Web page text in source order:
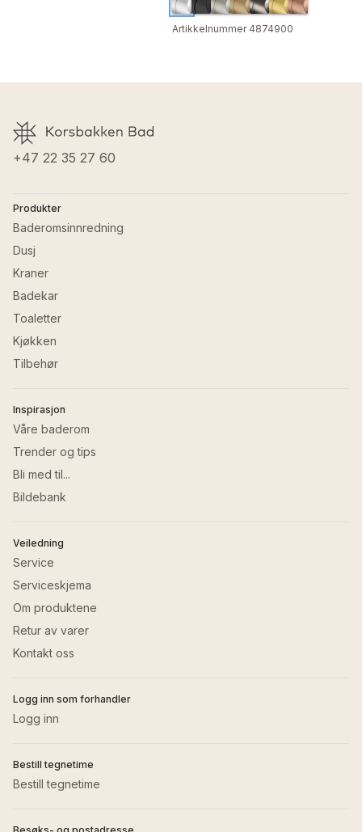
Artikkelnummer 4874900
+47 22 35 27 60
Produkter
Baderomsinnredning
Dusj
Kraner
Badekar
Toaletter
Kjøkken
Tilbehør
Inspirasjon
Våre baderom
Trender og tips
Bli med til...
Bildebank
Veiledning
Service
Serviceskjema
Om produktene
Retur av varer
Kontakt oss
Logg inn som forhandler
Logg inn
Bestill tegnetime
Bestill tegnetime